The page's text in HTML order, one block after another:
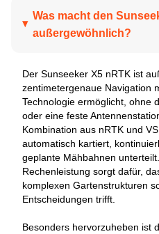
Was macht den
außergewöhnlich?
Der Sunseeker X5 nRTK ist
zentimetergenaue Navigation
Technologie ermöglicht, ohne
oder eine feste
Kombination aus nRTK und
automatisch kartiert,
geplante Mähbahnen
Rechenleistung sorgt dafür,
komplexen Gartenstrukturen
Entscheidungen trifft.
Besonders hervorzuheben ist